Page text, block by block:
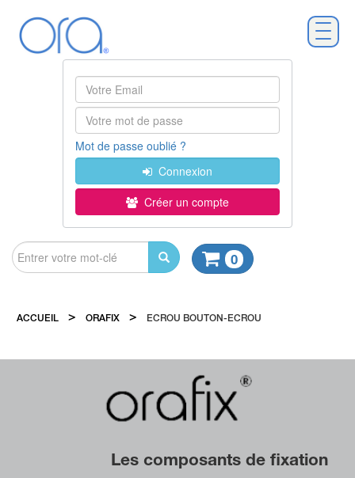
Mot de passe oublié ?
Connexion
Créer un compte
0
ACCUEIL > ORAFIX > ECROU BOUTON-ECROU
Les composants de fixation